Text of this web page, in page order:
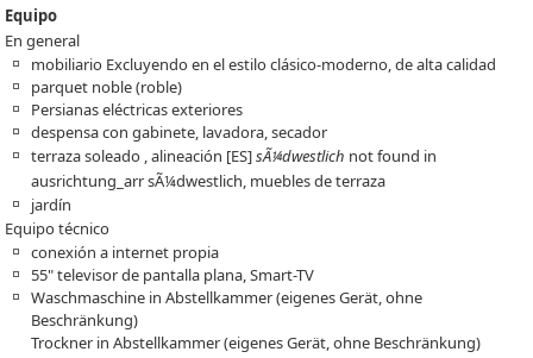
Equipo
En general
mobiliario Excluyendo en el estilo clásico-moderno, de alta calidad
parquet noble (roble)
Persianas eléctricas exteriores
despensa con gabinete, lavadora, secador
terraza soleado , alineación [ES]sÃ¼dwestlich not found in
ausrichtung_arrsÃ¼dwestlich, muebles de terraza
jardín
Equipo técnico
conexión a internet propia
55" televisor de pantalla plana, Smart-TV
Waschmaschine in Abstellkammer (eigenes Gerät, ohne
Beschränkung)
Trockner in Abstellkammer (eigenes Gerät, ohne Beschränkung)